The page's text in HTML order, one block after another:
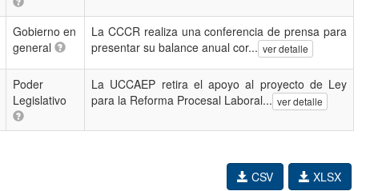
Gobierno en
general
La CCCR realiza una conferencia de prensa para
presentar su balance anual cor... ver detalle
Poder
Legislativo
La UCCAEP retira el apoyo al proyecto de Ley
para la Reforma Procesal Laboral... ver detalle
XLSX
CSV